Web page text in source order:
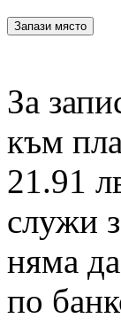
За
към
21.91
служи
няма
по